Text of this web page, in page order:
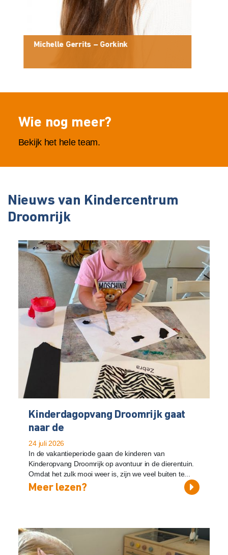
Michelle Gerrits – Gorkink
Wie nog meer?
Bekijk het hele team.
Nieuws van Kindercentrum
Droomrijk
Kinderdagopvang Droomrijk gaat
naar de
24 juli 2026
In de vakantieperiode gaan de kinderen van
Kinderopvang Droomrijk op avontuur in de dierentuin.
Omdat het zulk mooi weer is, zijn we veel buiten te...
Meer lezen?